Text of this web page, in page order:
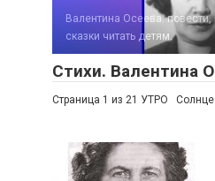
Валентина Осеева: повести,
сказки читать детям.
Стихи. Валентина
Страница 1 из 21 УТРО